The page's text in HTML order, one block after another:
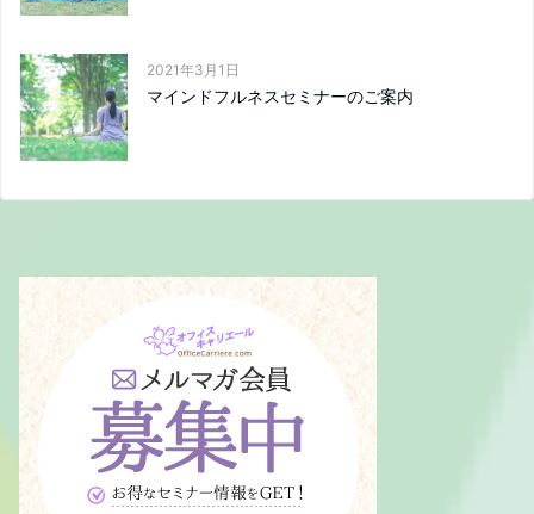
2021年3月1日
マインドフルネスセミナーのご案内